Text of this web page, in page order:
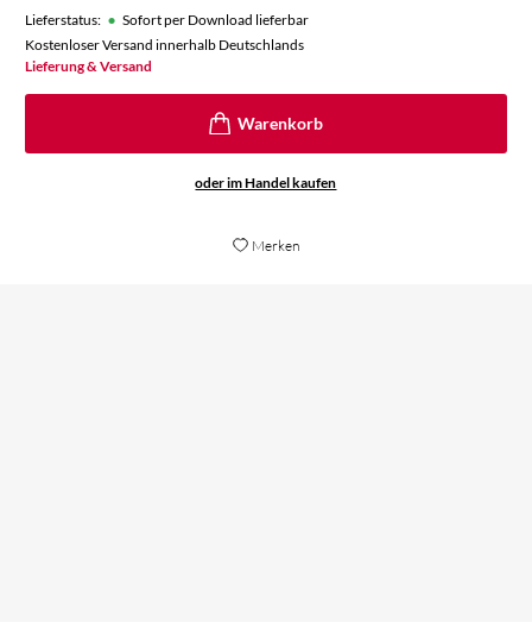
Lieferstatus: • Sofort per Download lieferbar
Kostenloser Versand innerhalb Deutschlands
Lieferung & Versand
oder im Handel kaufen
Merken